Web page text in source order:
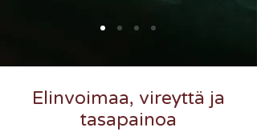
Elinvoimaa, vireyttä ja
tasapainoa